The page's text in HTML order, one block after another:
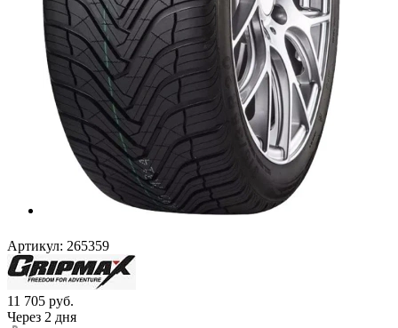
Артикул: 265359
11 705 руб.
Через 2 дня